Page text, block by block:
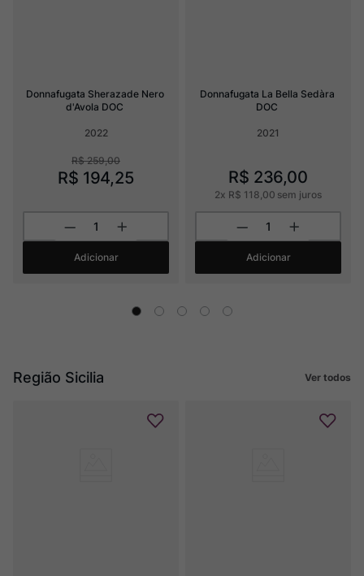
Donnafugata Sherazade Nero
d'Avola DOC
2022
R$ 259,00
R$ 194,25
Adicionar
Donnafugata La Bella Sedàra
DOC
2021
R$ 236,00
2x R$ 118,00 sem juros
Adicionar
Região Sicilia Ver todos